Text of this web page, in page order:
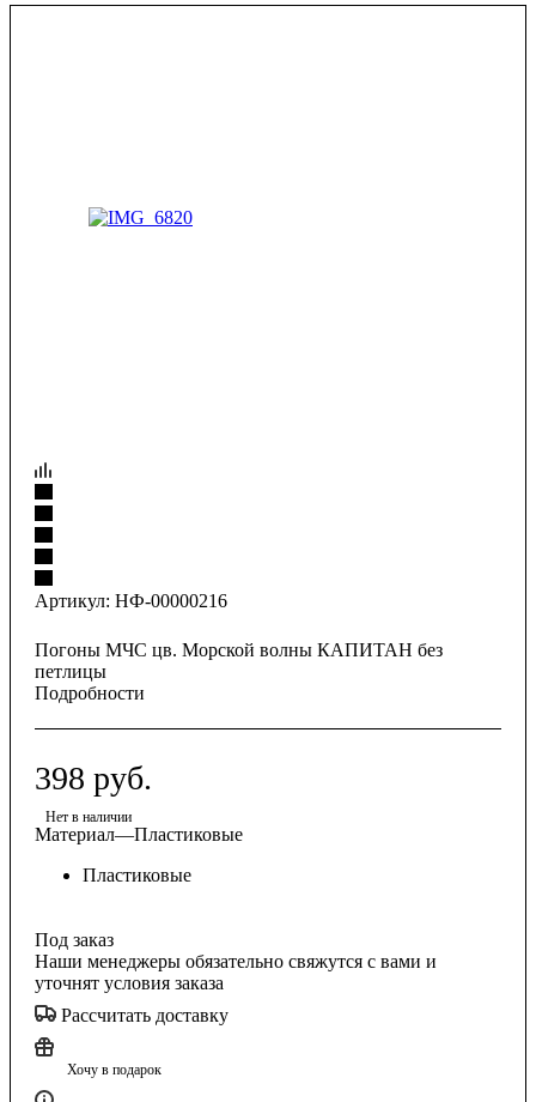
Артикул: НФ-00000216
Погоны МЧС цв. Морской волны КАПИТАН без
петлицы
Подробности
398 руб.
Нет в наличии
Материал—Пластиковые
Пластиковые
Под заказ
Наши менеджеры обязательно свяжутся с вами и
уточнят условия заказа
Рассчитать доставку
Хочу в подарок